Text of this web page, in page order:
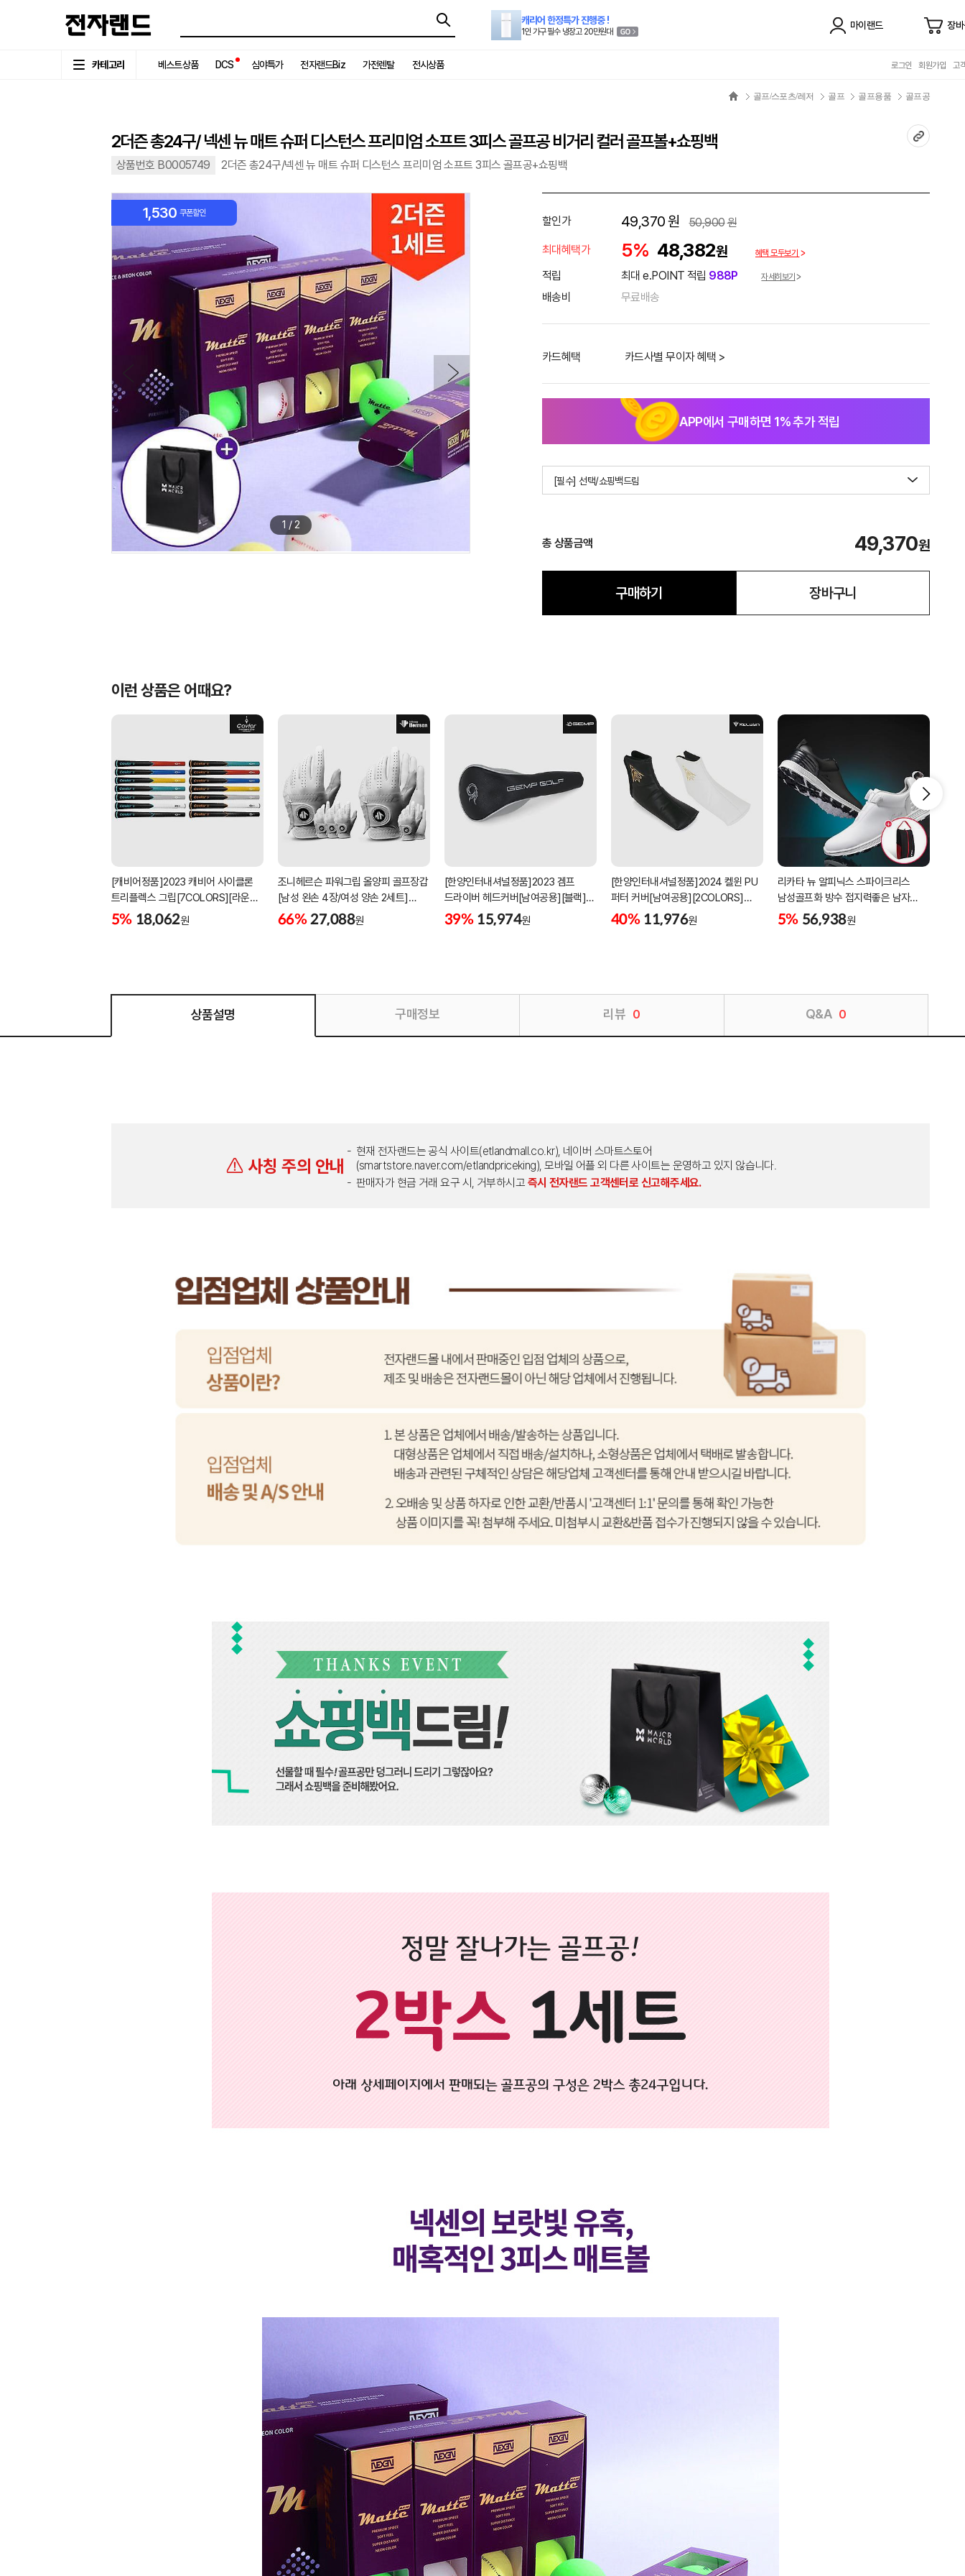
캐리어 한정특가 진행중 !
1인 가구 필수 냉장고 20만원대
마이랜드 장
카테고리 베스트상품 DCS 심야특가 전자랜드Biz 가전렌탈 전시상품 로그인 회원가입 고
골프/스포츠/레저 골프 골프용품 골프공
2더즌 총24구/ 넥센 뉴 매트 슈퍼 디스턴스 프리미엄 소프트 3피스 골프공 비거리 컬러 골프볼+쇼핑백
상품번호 B0005749 2더즌 총24구/넥센 뉴 매트 슈퍼 디스턴스 프리미엄 소프트 3피스 골프공+쇼핑백
1,530 쿠폰할인
1 /2
할인가 49,370원 50,900원
최대혜택가
5% 48,382원 혜택 모두보기
적립 최대 e.POINT 적립 988P 자세히보기
배송비 무료배송
카드혜택 카드사별 무이자 혜택 >
APP에서 구매하면 1% 추가 적립
[필수] 선택/쇼핑백드림
총 상품금액 49,370원
구매하기 장바구니
이런 상품은 어때요?
[캐비어정품]2023 캐비어 사이클론
트리플렉스 그립[7COLORS][라운드]
[39g/42g/46g/50g][R/S 토크]
5% 18,062원
조니헤르슨 파워그립 올양피 골프장갑
[남성 왼손 4장/여성 양손 2세트]
[화이트][케이스포함]
66% 27,088원
[한양인터내셔널정품]2023 겜프
드라이버 헤드커버[남여공용][블랙]
[HD-302]
39% 15,974원
[한양인터내셔널정품]2024 켈윈 PU
퍼터 커버[남여공용][2COLORS]
[KW-PC320]
40% 11,976원
리카타 뉴 알피닉스 스파이크리스
남성골프화 방수 접지력좋은 남자
골프신발 C27102/신발가방제공
5% 56,938원
상품설명 구매정보 리뷰 0 Q&A 0
사칭 주의 안내
현재 전자랜드는 공식 사이트(etlandmall.co.kr), 네이버 스마트스토어
(smartstore.naver.com/etlandpriceking), 모바일 어플 외 다른 사이트는 운영하고 있지 않습니다.
판매자가 현금 거래 요구 시, 거부하시고 즉시 전자랜드 고객센터로 신고해주세요.